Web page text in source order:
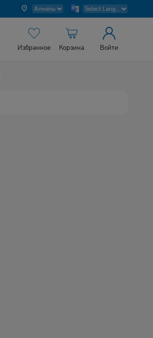
Избранное Корзина Войти